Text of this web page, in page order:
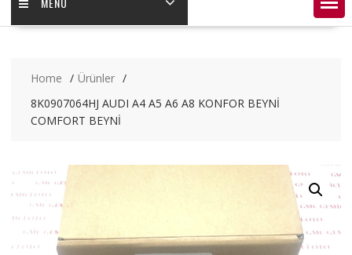
Home
Ürünler
8K0907064HJ AUDI A4 A5 A6 A8 KONFOR BEYNİ
COMFORT BEYNİ